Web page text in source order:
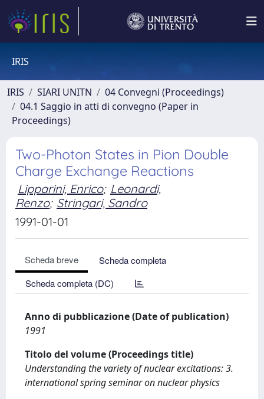
IRIS
IRIS SIARI UNITN
04 Convegni (Proceedings)
04.1 Saggio in atti di convegno (Paper in
Proceedings)
Two-Photon States in Pion Double
Charge Exchange Reactions
Lipparini, Enrico; Leonardi,
Renzo; Stringari, Sandro
1991-01-01
Scheda breve
Scheda completa
Scheda completa (DC)
Anno di pubblicazione (Date of publication)
1991
Titolo del volume (Proceedings title)
Understanding the variety of nuclear excitations: 3.
international spring seminar on nuclear physics